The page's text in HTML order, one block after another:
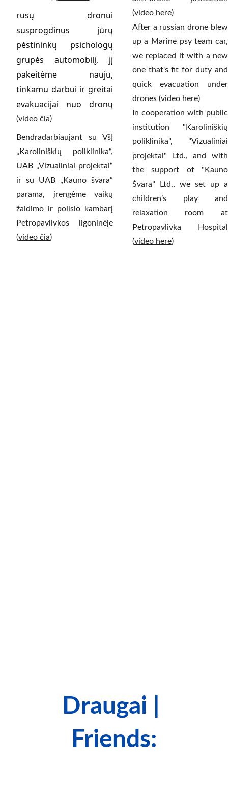
rusų dronui
susprogdinus jūrų
pėstininkų psichologų
grupės automobilį, jį
pakeitėme nauju,
tinkamu darbui ir greitai
evakuacijai nuo dronų
(video čia)
Bendradarbiaujant su VšĮ
„Karoliniškių poliklinika“,
UAB „Vizualiniai projektai“
ir su UAB „Kauno švara“
parama, įrengėme vaikų
žaidimo ir poilsio kambarį
Petropavlivkos ligoninėje
(video čia)
(video here)
After a russian drone blew
up a Marine psy team car,
we replaced it with a new
one that's fit for duty and
quick evacuation under
drones (video here)
In cooperation with public
institution "Karoliniškių
poliklinika", "Vizualiniai
projektai" Ltd., and with
the support of "Kauno
Švara" Ltd., we set up a
children’s play and
relaxation room at
Petropavlivka Hospital
(video here)
Draugai |
Friends: